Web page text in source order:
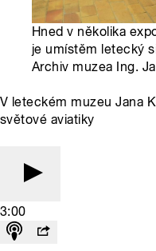
Hned v několika
je umístěm letecký
Archiv muzea Ing.
V leteckém muzeu Jana
světové aviatiky
3:00